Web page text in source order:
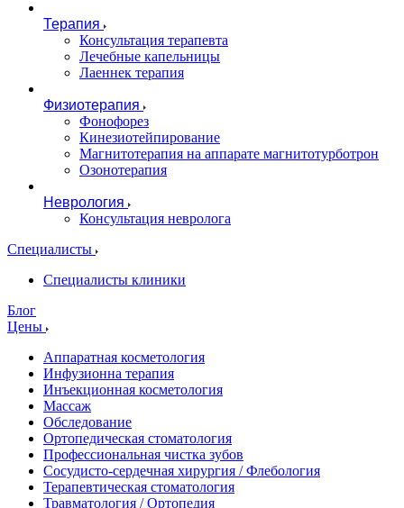
Терапия
Консультация терапевта
Лечебные капельницы
Лаеннек терапия
Физиотерапия
Фонофорез
Кинезиотейпирование
Магнитотерапия на аппарате магнитотурботрон
Озонотерапия
Неврология
Консультация невролога
Специалисты
Специалисты клиники
Блог
Цены
Аппаратная косметология
Инфузионна терапия
Инъекционная косметология
Массаж
Обследование
Ортопедическая стоматология
Профессиональная чистка зубов
Сосудисто-сердечная хирургия / Флебология
Терапевтическая стоматология
Травматология / Ортопедия